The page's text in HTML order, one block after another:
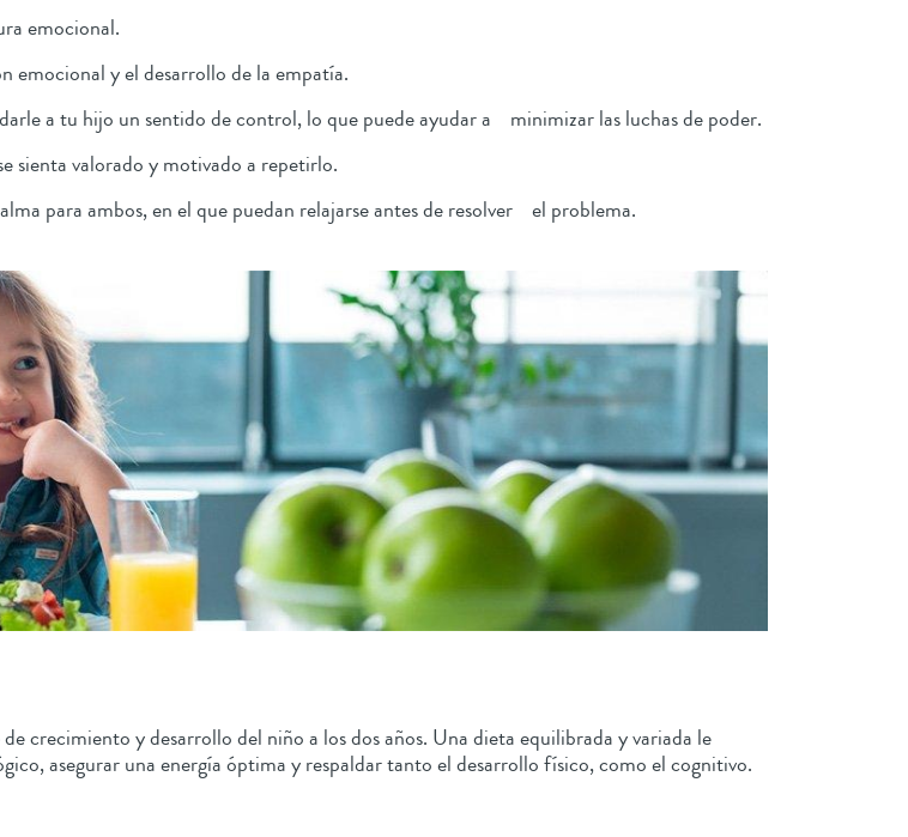
emocional.
emocional y el desarrollo de la empatía.
a tu hijo un sentido de control, lo que puede ayudar a minimizar las luchas de poder.
sienta valorado y motivado a repetirlo.
para ambos, en el que puedan relajarse antes de resolver el problema.
crecimiento y desarrollo del niño a los dos años. Una dieta equilibrada y variada le
asegurar una energía óptima y respaldar tanto el desarrollo físico, como el cognitivo.